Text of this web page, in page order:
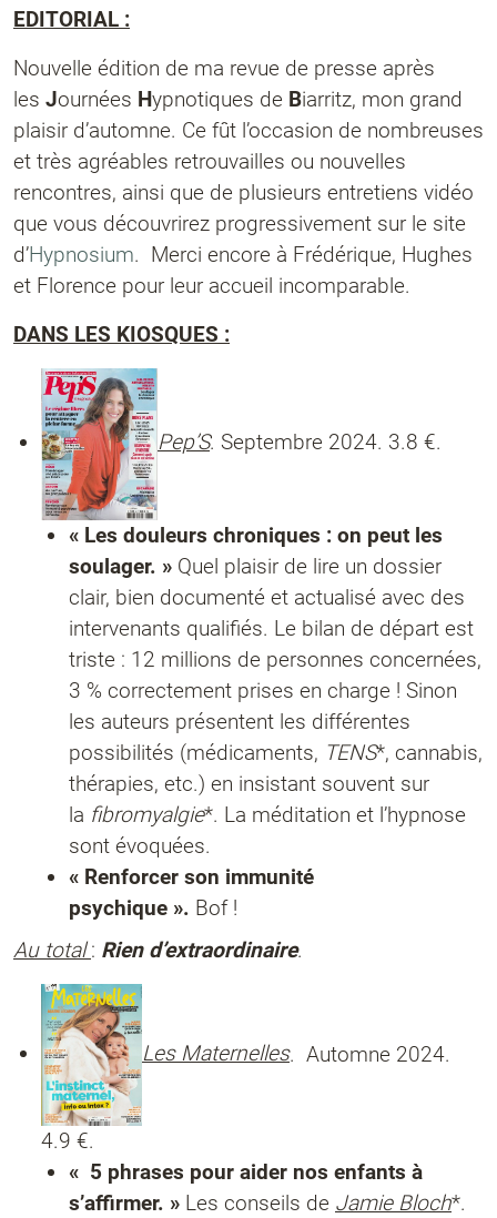
EDITORIAL :
Nouvelle édition de ma revue de presse après
les Journées Hypnotiques de Biarritz, mon grand
plaisir d’automne. Ce fût l’occasion de nombreuses
et très agréables retrouvailles ou nouvelles
rencontres, ainsi que de plusieurs entretiens vidéo
que vous découvrirez progressivement sur le site
d’Hypnosium. Merci encore à Frédérique, Hughes
et Florence pour leur accueil incomparable.
DANS LES KIOSQUES :
Pep’S. Septembre 2024. 3.8 €.
« Les douleurs chroniques : on peut les
soulager. » Quel plaisir de lire un dossier
clair, bien documenté et actualisé avec des
intervenants qualifiés. Le bilan de départ est
triste : 12 millions de personnes concernées,
3 % correctement prises en charge ! Sinon
les auteurs présentent les différentes
possibilités (médicaments, TENS*, cannabis,
thérapies, etc.) en insistant souvent sur
la fibromyalgie*. La méditation et l’hypnose
sont évoquées.
« Renforcer son immunité
psychique ». Bof !
Au total: Rien d’extraordinaire.
Les Maternelles. Automne 2024.
4.9 €.
« 5 phrases pour aider nos enfants à
s’affirmer. » Les conseils de Jamie Bloch*.